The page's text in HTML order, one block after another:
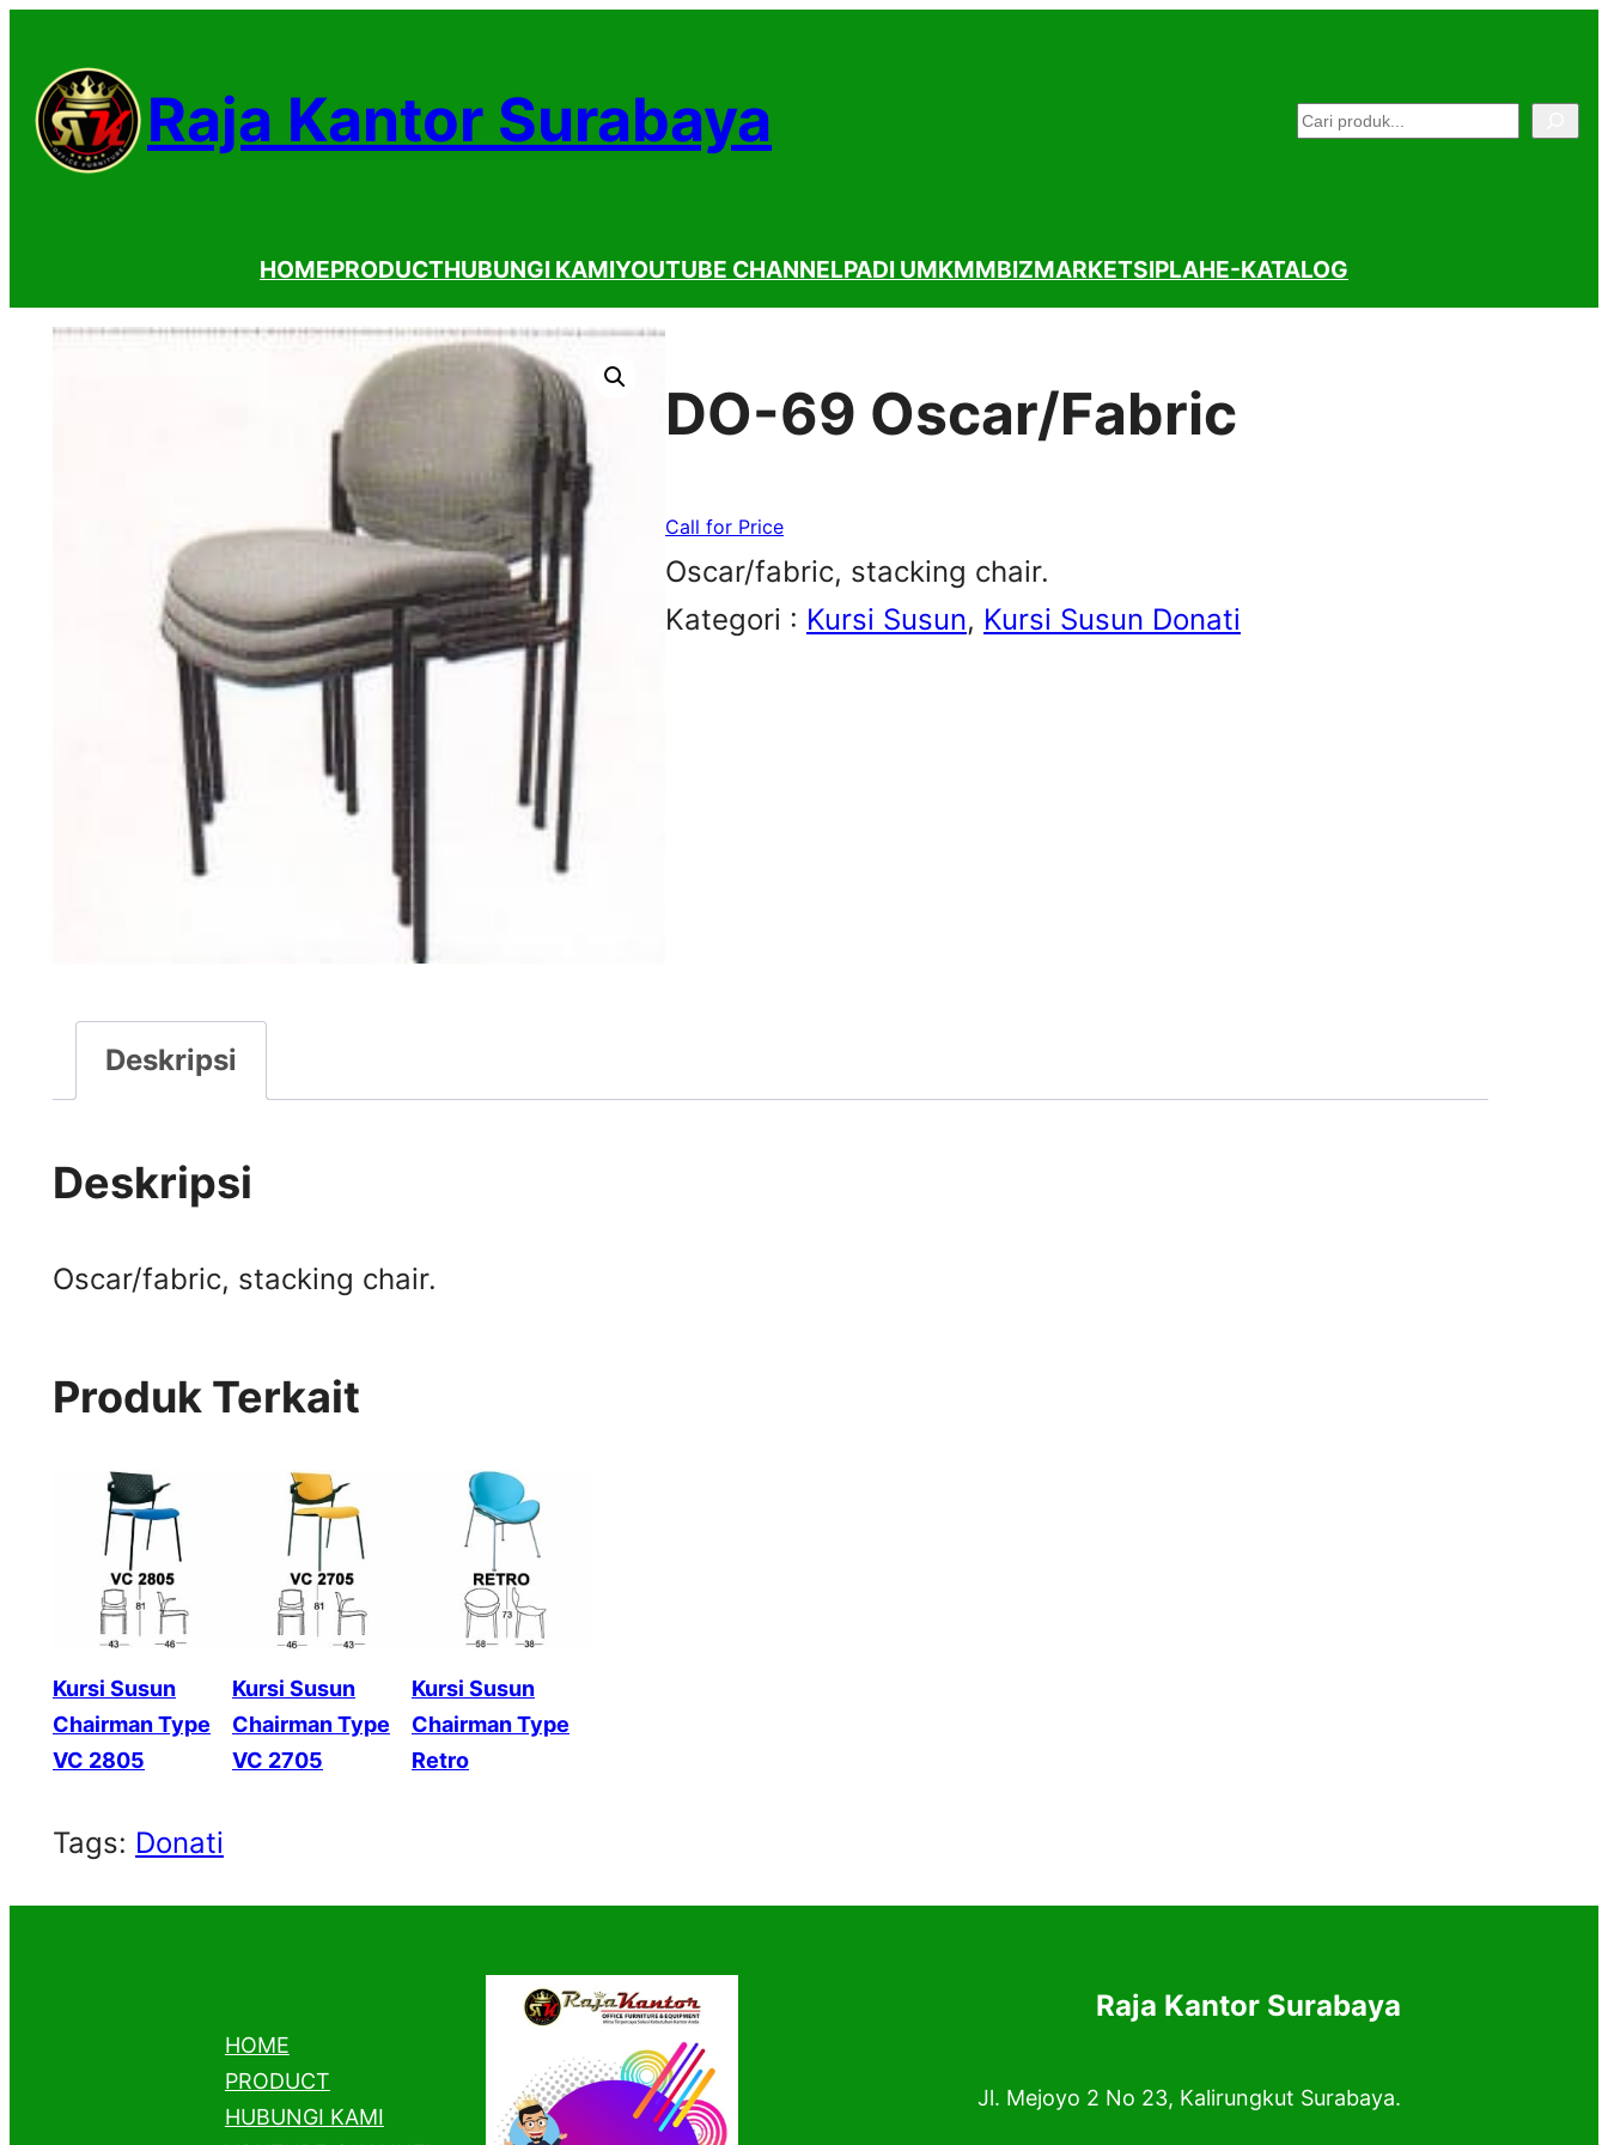
konten
Raja Kantor Surabaya Pencarian
HOMEPRODUCTHUBUNGI KAMIYOUTUBE CHANNELPADI UMKMMBIZMARKETSIPLAHE-KATALOG
DO-69 Oscar/Fabric
Call for Price
Oscar/fabric, stacking chair.
Kategori : Kursi Susun, Kursi Susun Donati
Deskripsi
Deskripsi
Oscar/fabric, stacking chair.
Produk Terkait
Kursi Susun
Chairman Type
VC 2805
Kursi Susun
Chairman Type
VC 2705
Kursi Susun
Chairman Type
Retro
Tags: Donati
HOME
PRODUCT
HUBUNGI KAMI
Raja Kantor Surabaya
Jl. Mejoyo 2 No 23, Kalirungkut Surabaya.